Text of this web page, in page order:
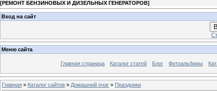
[РЕМОНТ БЕНЗИНОВЫХ И ДИЗЕЛЬНЫХ ГЕНЕРАТОРОВ]
Вход на сайт
Меню сайта
Главная страница Каталог статей Блог Фотоальбомы
Главная » Каталог сайтов » Домашний очаг » Праздники